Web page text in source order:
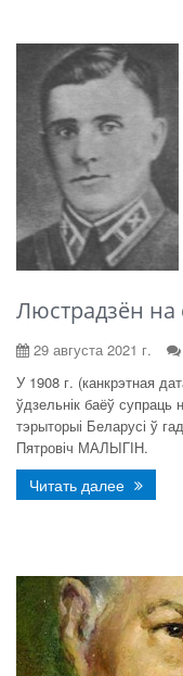
Люстрадзён на
29 августа 2021 г.
У 1908 г. (канкрэтная
ўдзельнік баёў супраць
тэрыторыі Беларусі ў
Пятровіч МАЛЫГІН.
Читать далее